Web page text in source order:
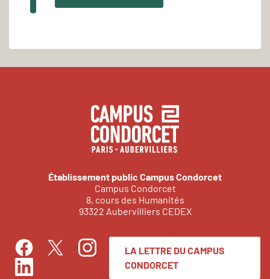
Établissement public Campus Condorcet
Campus Condorcet
8, cours des Humanités
93322 Aubervilliers CEDEX
FacebookTwitterInstagram
LinkedIn
LA LETTRE DU CAMPUS
CONDORCET